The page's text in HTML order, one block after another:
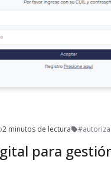
2 minutos de lectura
para